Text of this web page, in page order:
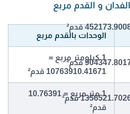
و القدم مربع
الوحدات بالقدم مربع
1 كيلومتر مربع =
10763910.41671 قدم²
1 متر مربع = 10.76391
قدم²